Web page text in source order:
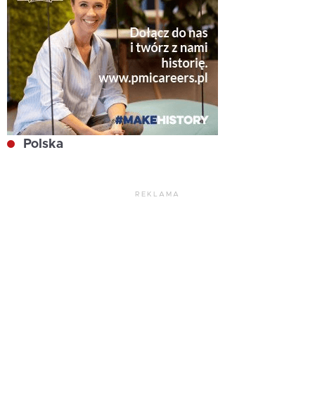
Polska
REKLAMA